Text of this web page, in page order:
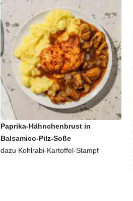
Paprika-Hähnchenbrust in
Balsamico-Pilz-Soße
dazu Kohlrabi-Kartoffel-Stampf